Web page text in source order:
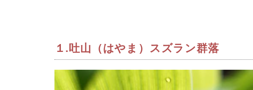
１.吐山（はやま）スズラン群落